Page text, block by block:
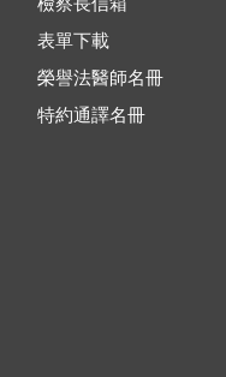
檢察長信箱
表單下載
榮譽法醫師名冊
特約通譯名冊